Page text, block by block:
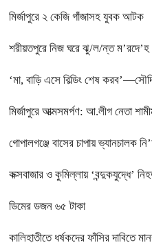
মির্জাপুরে ২ কেজি গাঁজাসহ যুবক আটক
শরীয়তপুরে নিজ ঘরে ঝু/ল/ন্ত ম’রদে’হ
‘মা, বাড়ি এসে বিল্ডিং শেষ
মির্জাপুরে আত্মসমর্পণ: আ.লীগ নেতা
গোপালগঞ্জে বাসের চাপায় ভ্যানচালক
কক্সবাজার ও কুমিল্লায় ‘বন্দুকযুদ্ধে’
ডিমের ডজন ৬৫ টাকা
কালিহাতীতে ধর্ষকদের ফাঁসির দাবিতে